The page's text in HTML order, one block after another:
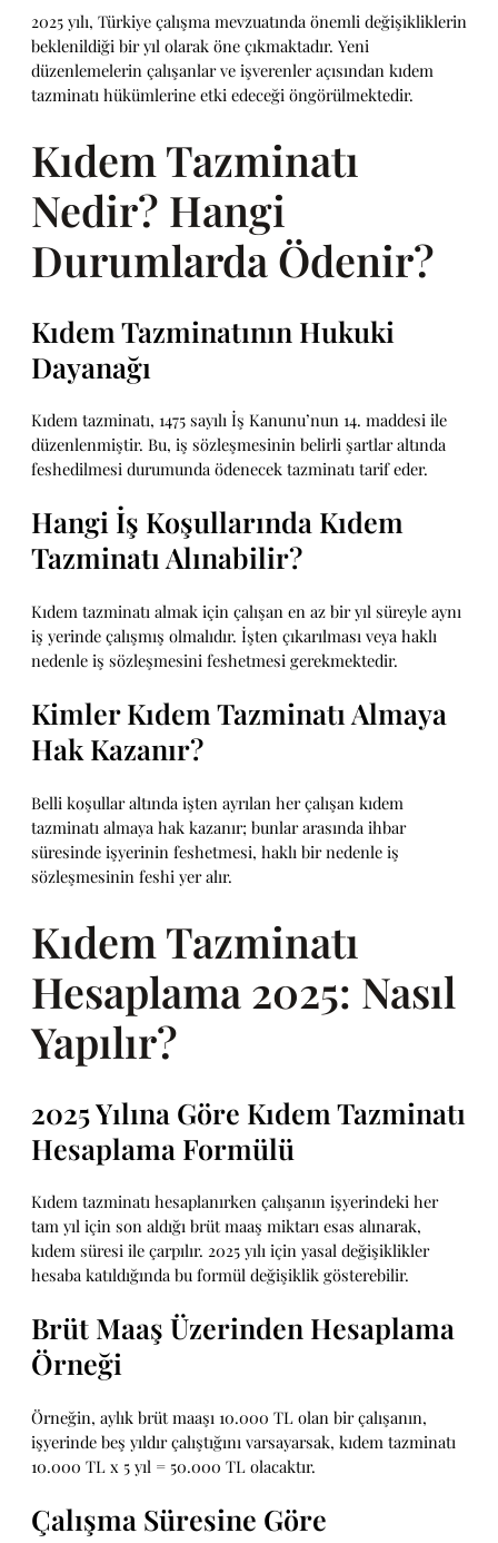
2025 yılı, Türkiye çalışma mevzuatında önemli değişikliklerin
beklenildiği bir yıl olarak öne çıkmaktadır. Yeni
düzenlemelerin çalışanlar ve işverenler açısından kıdem
tazminatı hükümlerine etki edeceği öngörülmektedir.
Kıdem Tazminatı
Nedir? Hangi
Durumlarda Ödenir?
Kıdem Tazminatının Hukuki
Dayanağı
Kıdem tazminatı, 1475 sayılı İş Kanunu’nun 14. maddesi ile
düzenlenmiştir. Bu, iş sözleşmesinin belirli şartlar altında
feshedilmesi durumunda ödenecek tazminatı tarif eder.
Hangi İş Koşullarında Kıdem
Tazminatı Alınabilir?
Kıdem tazminatı almak için çalışan en az bir yıl süreyle aynı
iş yerinde çalışmış olmalıdır. İşten çıkarılması veya haklı
nedenle iş sözleşmesini feshetmesi gerekmektedir.
Kimler Kıdem Tazminatı Almaya
Hak Kazanır?
Belli koşullar altında işten ayrılan her çalışan kıdem
tazminatı almaya hak kazanır; bunlar arasında ihbar
süresinde işyerinin feshetmesi, haklı bir nedenle iş
sözleşmesinin feshi yer alır.
Kıdem Tazminatı
Hesaplama 2025: Nasıl
Yapılır?
2025 Yılına Göre Kıdem Tazminatı
Hesaplama Formülü
Kıdem tazminatı hesaplanırken çalışanın işyerindeki her
tam yıl için son aldığı brüt maaş miktarı esas alınarak,
kıdem süresi ile çarpılır. 2025 yılı için yasal değişiklikler
hesaba katıldığında bu formül değişiklik gösterebilir.
Brüt Maaş Üzerinden Hesaplama
Örneği
Örneğin, aylık brüt maaşı 10.000 TL olan bir çalışanın,
işyerinde beş yıldır çalıştığını varsayarsak, kıdem tazminatı
10.000 TL x 5 yıl = 50.000 TL olacaktır.
Çalışma Süresine Göre